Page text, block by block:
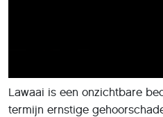
Lawaai is een onzichtbare
termijn ernstige